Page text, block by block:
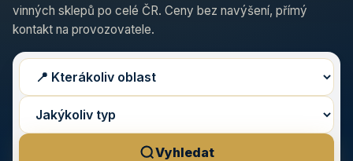
vinných sklepů po celé ČR. Ceny bez navýšení, přímý
kontakt na provozovatele.
Vyhledat